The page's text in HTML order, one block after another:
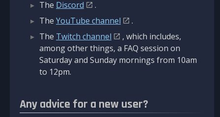
The Discord
.
The YouTube channel
.
The Twitch channel
, which includes,
among other things, a FAQ session on
Saturday and Sunday mornings from 10am
to 12pm.
Any advice for a new user?